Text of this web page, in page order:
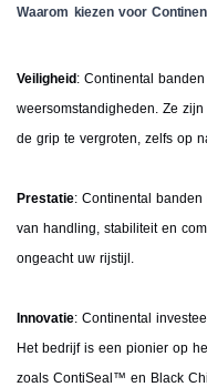
Waarom kiezen voor
Veiligheid : Continental
weersomstandigheden. Ze
de grip te vergroten, zelfs op
Prestatie: Continental
van handling, stabiliteit en
ongeacht uw rijstijl.
Innovatie: Continental
Het bedrijf is een pionier op
zoals ContiSeal™ en Black